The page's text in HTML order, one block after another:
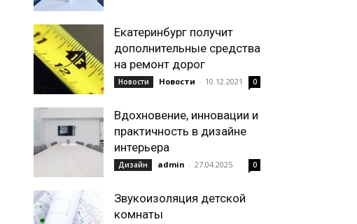
Екатеринбург получит
дополнительные средства
на ремонт дорог
Новости Новости - 10.12.2021 0
Вдохновение, инновации и
практичность в дизайне
интерьера
Дизайн admin - 27.04.2025 0
Звукоизоляция детской
комнаты